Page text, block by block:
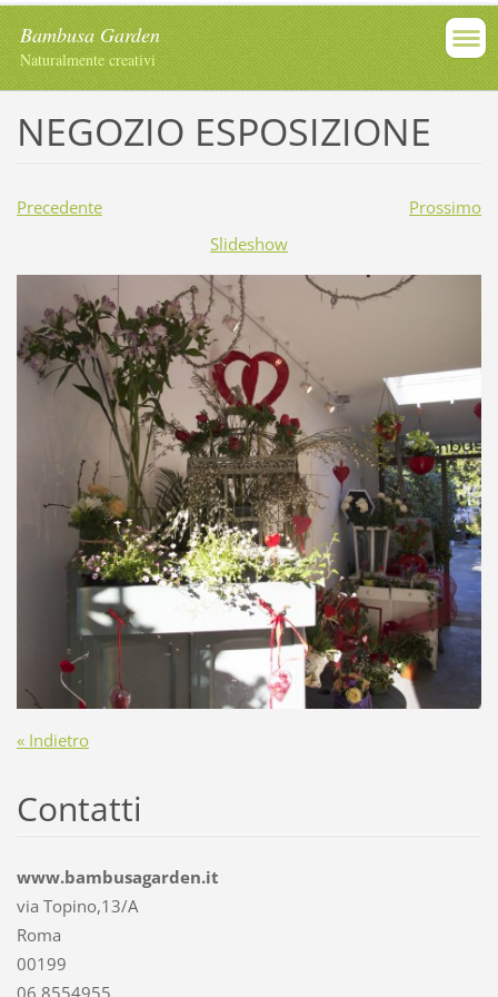
Bambusa Garden
Naturalmente creativi
NEGOZIO ESPOSIZIONE
Precedente
Prossimo
Slideshow
« Indietro
Contatti
www.bambusagarden.it
via Topino,13/A
Roma
00199
06.8554955